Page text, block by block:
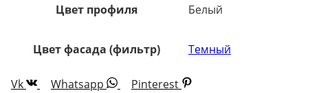
Цвет профиля
Белый
Цвет фасада (фильтр) Темный
Vk Whatsapp Pinterest